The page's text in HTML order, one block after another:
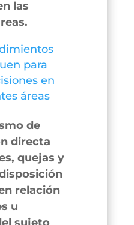
las
para
en
áreas
de
directa
quejas y
relación
u